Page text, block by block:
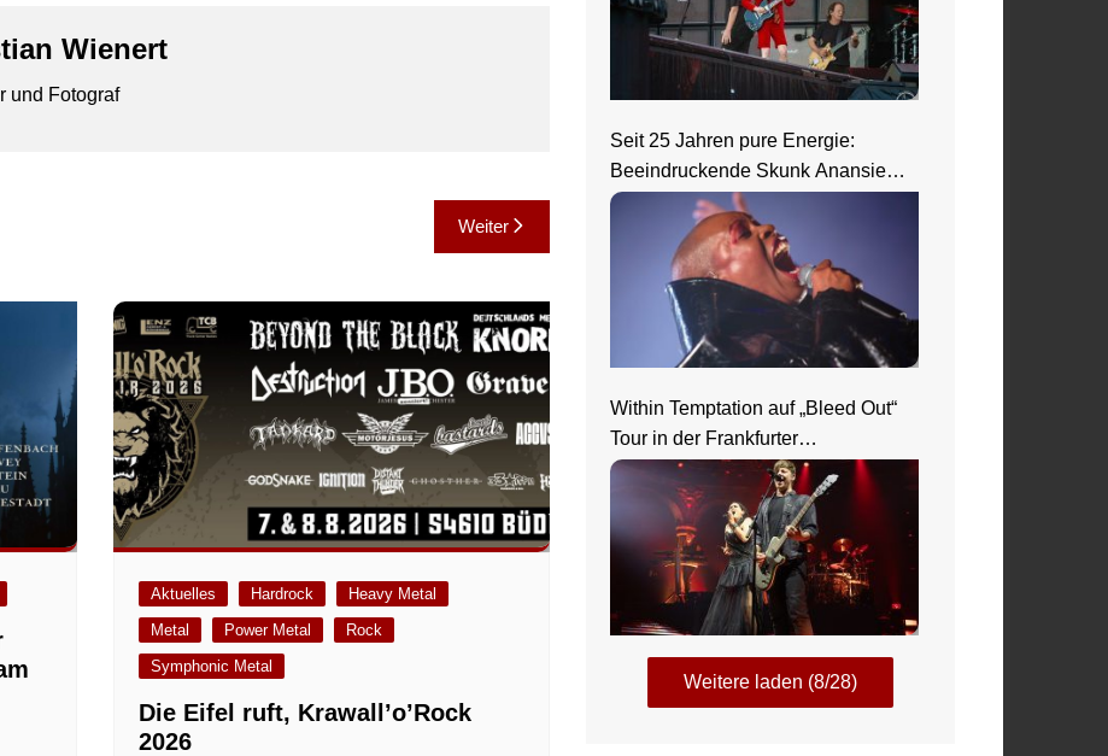
Wienert
und Fotograf
Weiter
Aktuelles Hardrock
Heavy Metal
Metal
Power Metal
Rock
Symphonic Metal
Die Eifel ruft, Krawall’o’Rock
2026
Seit 25 Jahren pure Energie:
Beeindruckende Skunk Anansie
Show in Wiesbaden
Within Temptation auf „Bleed Out“
Tour in der Frankfurter
Jahrhunderthalle
Weitere laden (8/28)